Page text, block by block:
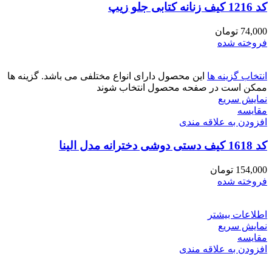
کد 1216 کیف زنانه کتابی جلو زیپ
74,000 تومان
فروخته شده
انتخاب گزینه ها این محصول دارای انواع مختلفی می باشد. گزینه ها
ممکن است در صفحه محصول انتخاب شوند
نمایش سریع
مقايسه
افزودن به علاقه مندی
کد 1618 کیف دستی دوشی دخترانه مدل الینا
154,000 تومان
فروخته شده
اطلاعات بیشتر
نمایش سریع
مقايسه
افزودن به علاقه مندی